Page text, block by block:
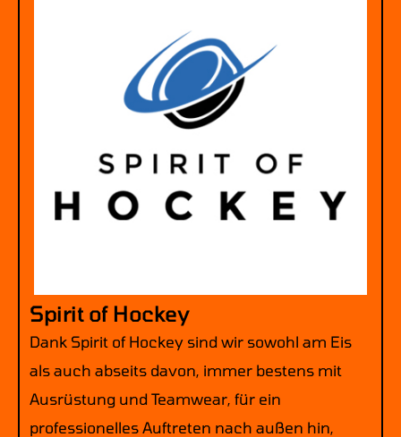
Spirit of Hockey
Dank Spirit of Hockey sind wir sowohl am Eis
als auch abseits davon, immer bestens mit
Ausrüstung und Teamwear, für ein
professionelles Auftreten nach außen hin,